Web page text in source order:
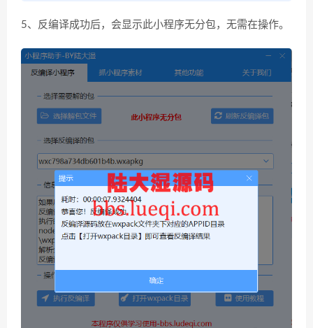
5、反编译成功后，会显示此小程序无分包，无需在操作。